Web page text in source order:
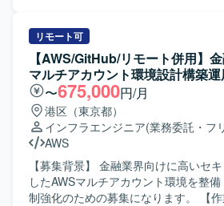
ント管理など幅広いITインフラ領域に
術・知見の幅を広げられる環境です。
の技術検証や既存サービスの高度化と
マにも関与できるため、企画・検証か
経験を積むことができます。 【開発環境】 Active Directory
/ Entra ID、Microsoft365、Google
/ VPN、PCキッティング、MDM（
EDR、ゼロタッチデプロイメント（
等）、Windows / Linuxサーバ、
リティソリューション、iPaaS、RPA
フラ環境です。
から運用支援まで一貫して関わること
援だけでなくメンバー育成やスキルト
て組織全体のレベルアップに貢献で
【開発環境】 Service Cloudおよび
としたSalesforce環境において、権限
計などの運用・改善業務を行います。
グデータ基盤およびBI環境（Redshift
よび推進をご担当いただきます。大手
ステムにおいて、現状運用を行ってい
善を行います。ユーザーがAWSマネジ
ログインして作業を行う前提で、AWS
ールへのログインが不正なログインで
る仕組みを構築します。CloudTrailが
れをAthenaテーブルに格納し、EC2か
してRedshiftへデータを格納し、
の仕組みを設計・実装・改善していただきま
人物像】 お客様の要望に応じて様々
リモート可
【AWS/GitHub/リモート併用】
マルチアカウント環境設計構築
〜675,000円/月
港区（東京都）
インフラエンジニア(業務委託・フ
AWS
【募集背景】 金融業界向けに高いセ
したAWSマルチアカウント環境を整
制強化のための募集になります。 【作業内容】 金融業界の